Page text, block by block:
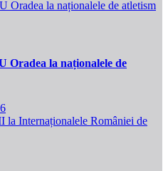
Oradea la naționalele de